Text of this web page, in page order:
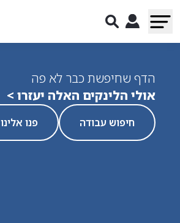
הדף שחיפשת כבר לא פה
אולי הלינקים האלה יעזרו >
חיפוש עבודה פנו אלינו